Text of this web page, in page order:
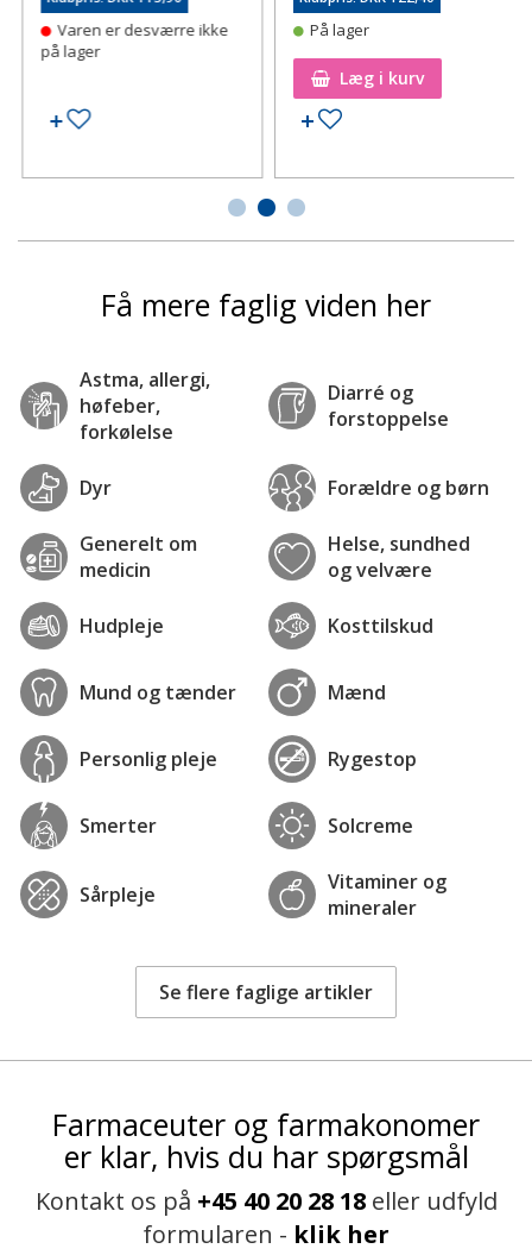
Varen er desværre ikke
på lager
Tilføj til ønskeseddel
På lager
Læg i kurv
Tilføj til ønskeseddel
Få mere faglig viden her
Astma, allergi,
høfeber,
forkølelse
Diarré og
forstoppelse
Dyr Forældre og børn
Generelt om
medicin
Helse, sundhed
og velvære
Hudpleje Kosttilskud
Mund og tænder Mænd
Personlig pleje Rygestop
Smerter Solcreme
Sårpleje
Vitaminer og
mineraler
Se flere faglige artikler
Farmaceuter og farmakonomer
er klar, hvis du har spørgsmål
Kontakt os på +45 40 20 28 18eller udfyld
formularen - klik her